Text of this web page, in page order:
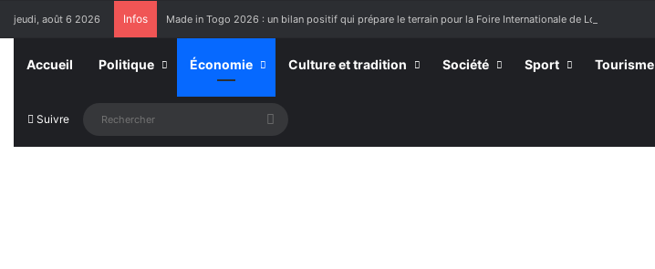
jeudi, août 6 2026 Infos Made in Togo 2026 : un bilan positif qui prépare le terrain pour la Foire Internationale de Lomé
Accueil Politique Économie Culture et tradition Société Sport Tourisme
Suivre Rechercher